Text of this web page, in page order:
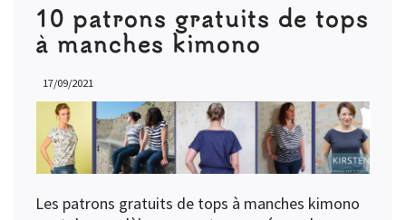
10 patrons gratuits de tops
à manches kimono
17/09/2021
Les patrons gratuits de tops à manches kimono